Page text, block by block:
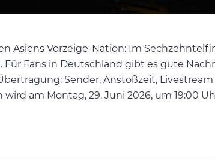
Asiens Vorzeige-Nation: Im
Für Fans in Deutschland gibt es gute
Sender, Anstoßzeit,
am Montag, 29. Juni 2026, um 19:00